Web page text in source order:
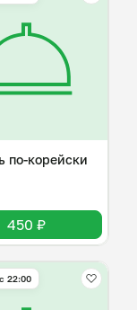
по-корейски
450 ₽
22:00